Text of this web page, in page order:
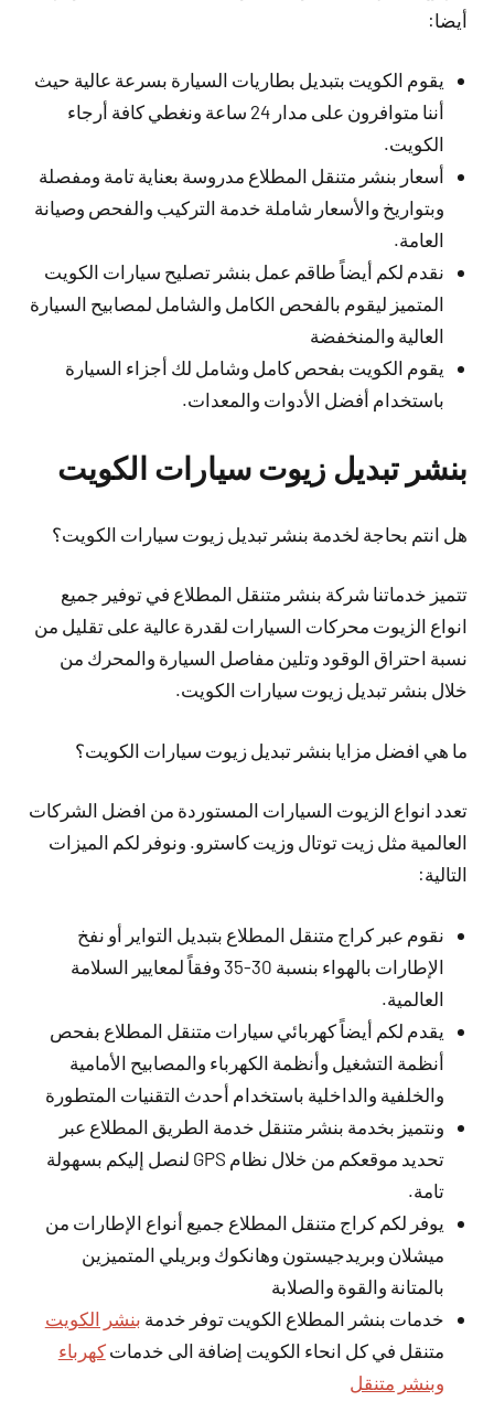
أيضا:
يقوم الكويت بتبديل بطاريات السيارة بسرعة عالية حيث
أننا متوافرون على مدار 24 ساعة ونغطي كافة أرجاء
الكويت.
أسعار بنشر متنقل المطلاع مدروسة بعناية تامة ومفصلة
وبتواريخ والأسعار شاملة خدمة التركيب والفحص وصيانة
العامة.
نقدم لكم أيضاً طاقم عمل بنشر تصليح سيارات الكويت
المتميز ليقوم بالفحص الكامل والشامل لمصابيح السيارة
العالية والمنخفضة
يقوم الكويت بفحص كامل وشامل لك أجزاء السيارة
باستخدام أفضل الأدوات والمعدات.
بنشر تبديل زيوت سيارات الكويت
هل انتم بحاجة لخدمة بنشر تبديل زيوت سيارات الكويت؟
تتميز خدماتنا شركة بنشر متنقل المطلاع في توفير جميع
انواع الزيوت محركات السيارات لقدرة عالية على تقليل من
نسبة احتراق الوقود وتلين مفاصل السيارة والمحرك من
خلال بنشر تبديل زيوت سيارات الكويت.
ما هي افضل مزايا بنشر تبديل زيوت سيارات الكويت؟
تعدد انواع الزيوت السيارات المستوردة من افضل الشركات
العالمية مثل زيت توتال وزيت كاسترو. ونوفر لكم الميزات
التالية:
نقوم عبر كراج متنقل المطلاع بتبديل التواير أو نفخ
الإطارات بالهواء بنسبة 30-35 وفقاً لمعايير السلامة
العالمية.
يقدم لكم أيضاً كهربائي سيارات متنقل المطلاع بفحص
أنظمة التشغيل وأنظمة الكهرباء والمصابيح الأمامية
والخلفية والداخلية باستخدام أحدث التقنيات المتطورة
ونتميز بخدمة بنشر متنقل خدمة الطريق المطلاع عبر
تحديد موقعكم من خلال نظام GPS لنصل إليكم بسهولة
تامة.
يوفر لكم كراج متنقل المطلاع جميع أنواع الإطارات من
ميشلان وبريدجيستون وهانكوك وبريلي المتميزين
بالمتانة والقوة والصلابة
خدمات بنشر المطلاع الكويت توفر خدمة بنشر الكويت
متنقل في كل انحاء الكويت إضافة الى خدماتكهرباء
وبنشر متنقل